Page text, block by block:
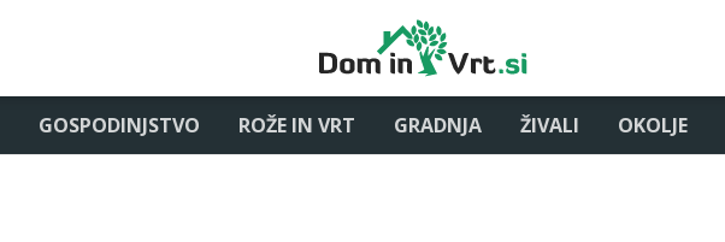
GOSPODINJSTVO ROŽE IN VRT GRADNJA ŽIVALI OKOLJE